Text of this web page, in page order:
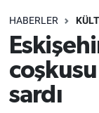
HABERLER
sardı
Gündem
Türkiye
Dünya
Eskişehir
Röportaj
Süper Lig
Tüm
Son Dakika